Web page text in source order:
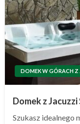
DOMEK W GÓRACH
Domek z
Szukasz idealnego